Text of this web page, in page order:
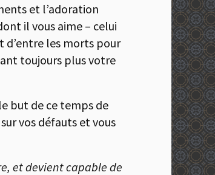
et l’adoration
il vous aime – celui
d’entre les morts pour
toujours plus votre
but de ce temps de
vos défauts et vous
et devient capable de